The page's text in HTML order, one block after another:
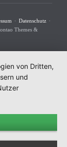
Datenschutz
Themes &
von Dritten,
und